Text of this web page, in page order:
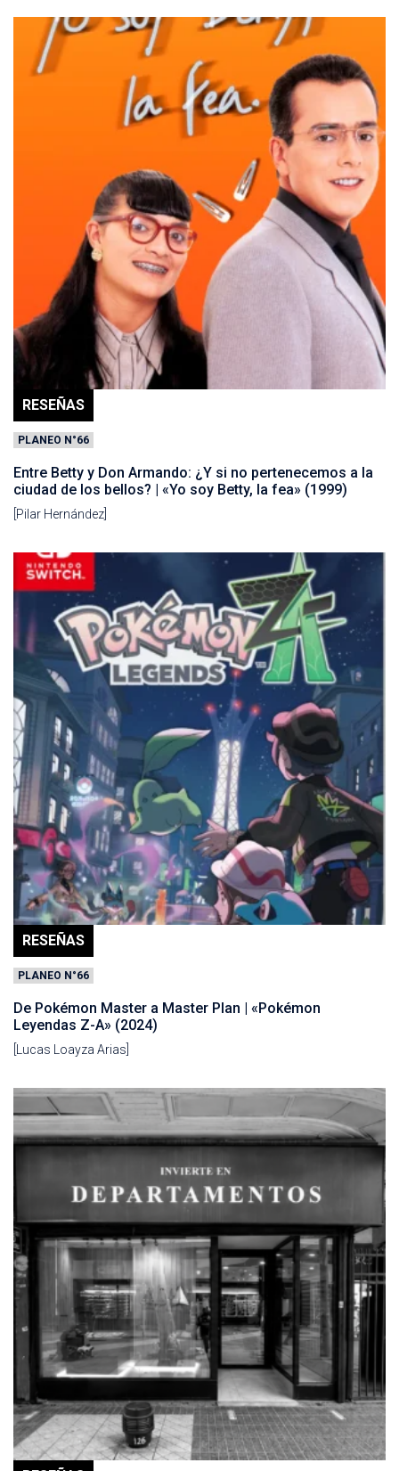
RESEÑAS
PLANEO N°66
Entre Betty y Don Armando: ¿Y si no pertenecemos a la
ciudad de los bellos? | «Yo soy Betty, la fea» (1999)
[Pilar Hernández]
RESEÑAS
PLANEO N°66
De Pokémon Master a Master Plan | «Pokémon
Leyendas Z-A» (2024)
[Lucas Loayza Arias]